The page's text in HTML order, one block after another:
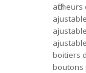
boitiers
boutons